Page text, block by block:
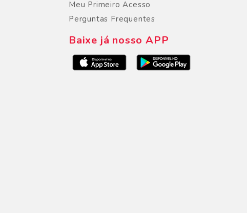
Meu Primeiro Acesso
Perguntas Frequentes
Baixe já nosso APP